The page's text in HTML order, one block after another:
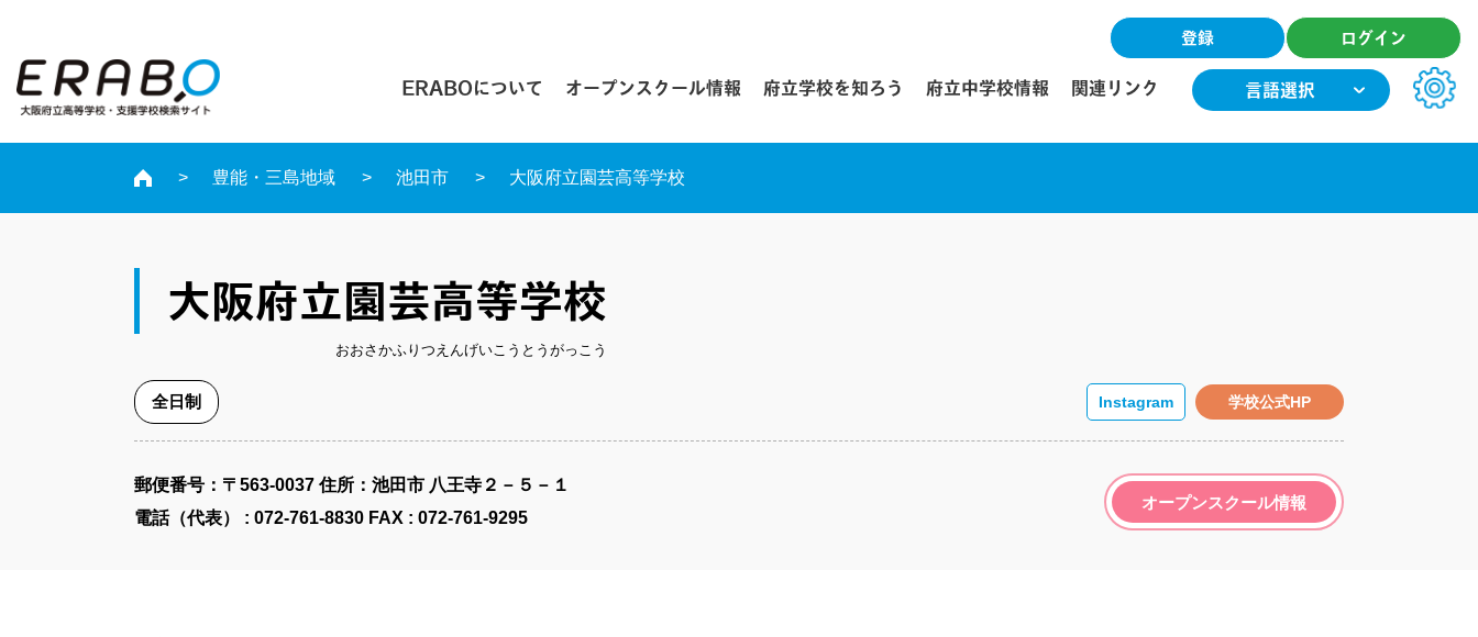
登録 ログイン
ERABOについて オープンスクール情報 府立学校を知ろう 府立中学校情報 関連リンク 言語選択
豊能・三島地域 池田市 大阪府立園芸高等学校
大阪府立園芸高等学校
おおさかふりつえんげいこうとうがっこう
全日制 Instagram 学校公式HP
郵便番号​：〒563-0037 住所：池田市 八王寺２－５－１
電話（代表） : 072-761-8830 FAX : 072-761-9295
オープンスクール情報